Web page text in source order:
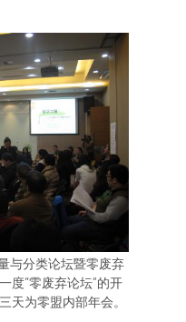
与分类论坛暨零废弃
度“零废弃论坛”的开
天为零盟内部年会。